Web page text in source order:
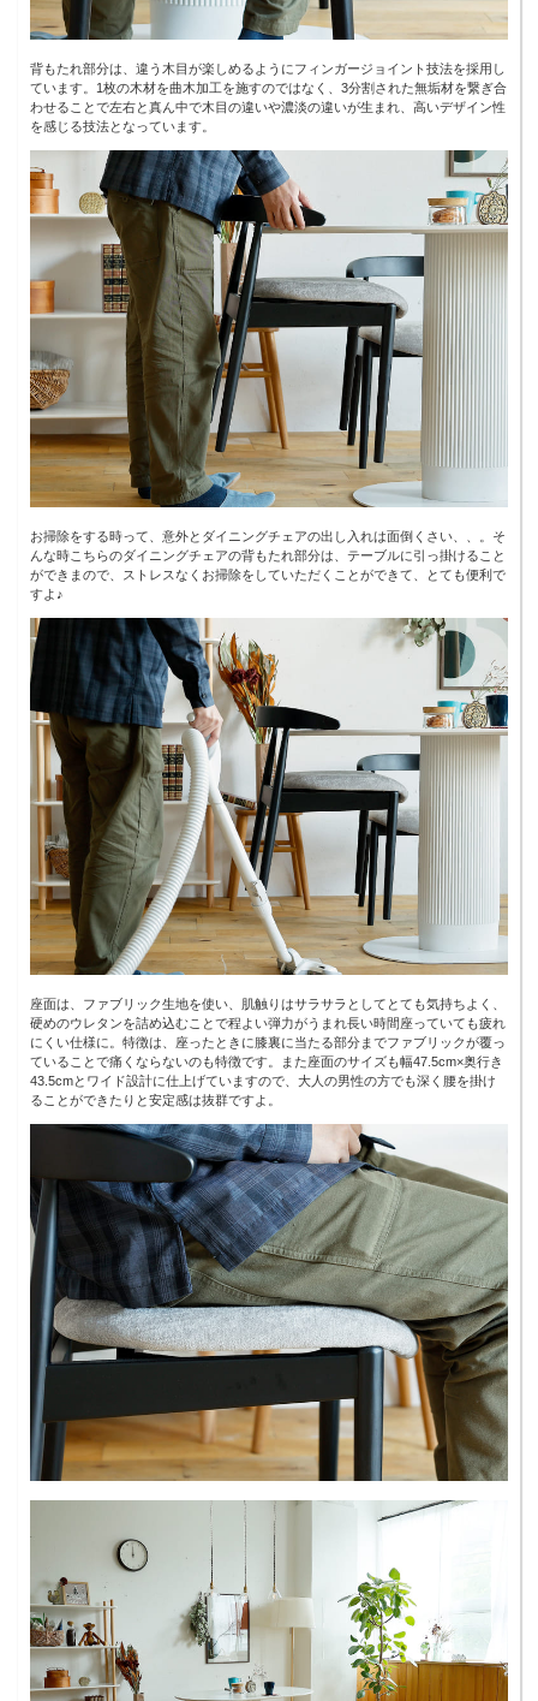
背もたれ部分は、違う木目が楽しめるようにフィンガージョイント技法を採用し
ています。1枚の木材を曲木加工を施すのではなく、3分割された無垢材を繋ぎ合
わせることで左右と真ん中で木目の違いや濃淡の違いが生まれ、高いデザイン性
を感じる技法となっています。
お掃除をする時って、意外とダイニングチェアの出し入れは面倒くさい、、。そ
んな時こちらのダイニングチェアの背もたれ部分は、テーブルに引っ掛けること
ができまので、ストレスなくお掃除をしていただくことができて、とても便利で
すよ♪
座面は、ファブリック生地を使い、肌触りはサラサラとしてとても気持ちよく、
硬めのウレタンを詰め込むことで程よい弾力がうまれ長い時間座っていても疲れ
にくい仕様に。特徴は、座ったときに膝裏に当たる部分までファブリックが覆っ
ていることで痛くならないのも特徴です。また座面のサイズも幅47.5cm×奥行き
43.5cmとワイド設計に仕上げていますので、大人の男性の方でも深く腰を掛け
ることができたりと安定感は抜群ですよ。